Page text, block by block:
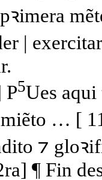
|
P5Ues aqui
… [
⁊
¶ Fin